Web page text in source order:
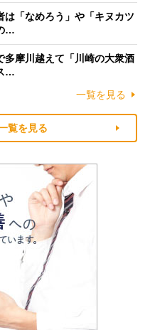
は「なめろう」や「キヌカツ
…
多摩川越えて「川崎の大衆酒
…
一覧を見る
覧を見る